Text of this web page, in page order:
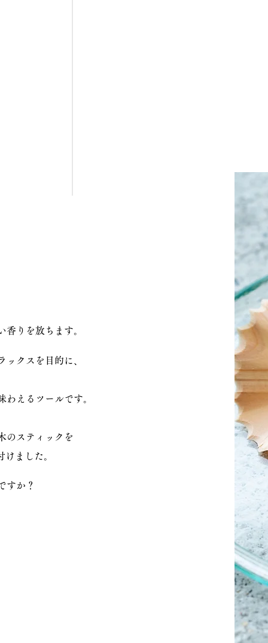
香りを放ちます。
ックスを目的に、
わえるツールです。
のスティックを
ました。
すか？